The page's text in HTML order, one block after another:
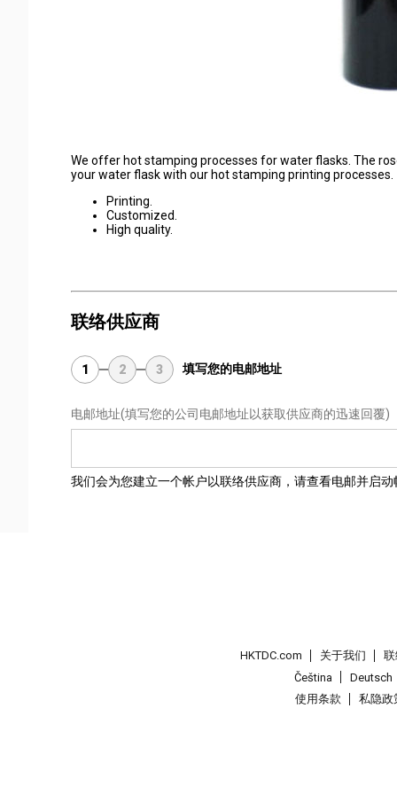
We offer hot stamping processes for water flasks. The
your water flask with our hot stamping printing processes.
Printing.
Customized.
High quality.
联络供应商
1 2 3 填写您的电邮地址
电邮地址(填写您的公司电邮地址以获取供应商的迅速回覆)
我们会为您建立一个帐户以联络供应商，请查看电邮并启动
HKTDC.com 关于我们
Čeština
Deutsch
使用条款
私隐政